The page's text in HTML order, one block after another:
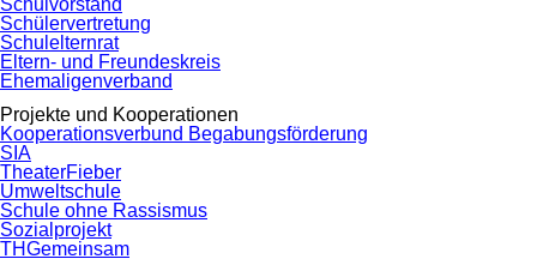
Schulvorstand
Schülervertretung
Schulelternrat
Eltern- und Freundeskreis
Ehemaligenverband
Projekte und Kooperationen
Kooperationsverbund Begabungsförderung
SIA
TheaterFieber
Umweltschule
Schule ohne Rassismus
Sozialprojekt
THGemeinsam